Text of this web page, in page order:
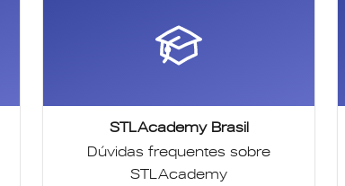
STLAcademy Brasil
Dúvidas frequentes sobre
STLAcademy